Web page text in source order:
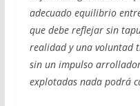
adecuado equilibrio
que debe reflejar sin
realidad y una voluntad
sin un impulso
explotadas nada podrá